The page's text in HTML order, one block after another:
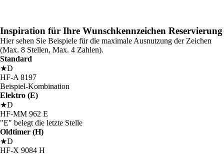
Inspiration für Ihre Wunschkennzeichen Reservierung
Hier sehen Sie Beispiele für die maximale Ausnutzung der Zeichen
(Max. 8 Stellen, Max. 4 Zahlen).
Standard
★D
HF-A 8197
Beispiel-Kombination
Elektro (E)
★D
HF-MM 962 E
"E" belegt die letzte Stelle
Oldtimer (H)
★D
HF-X 9084 H